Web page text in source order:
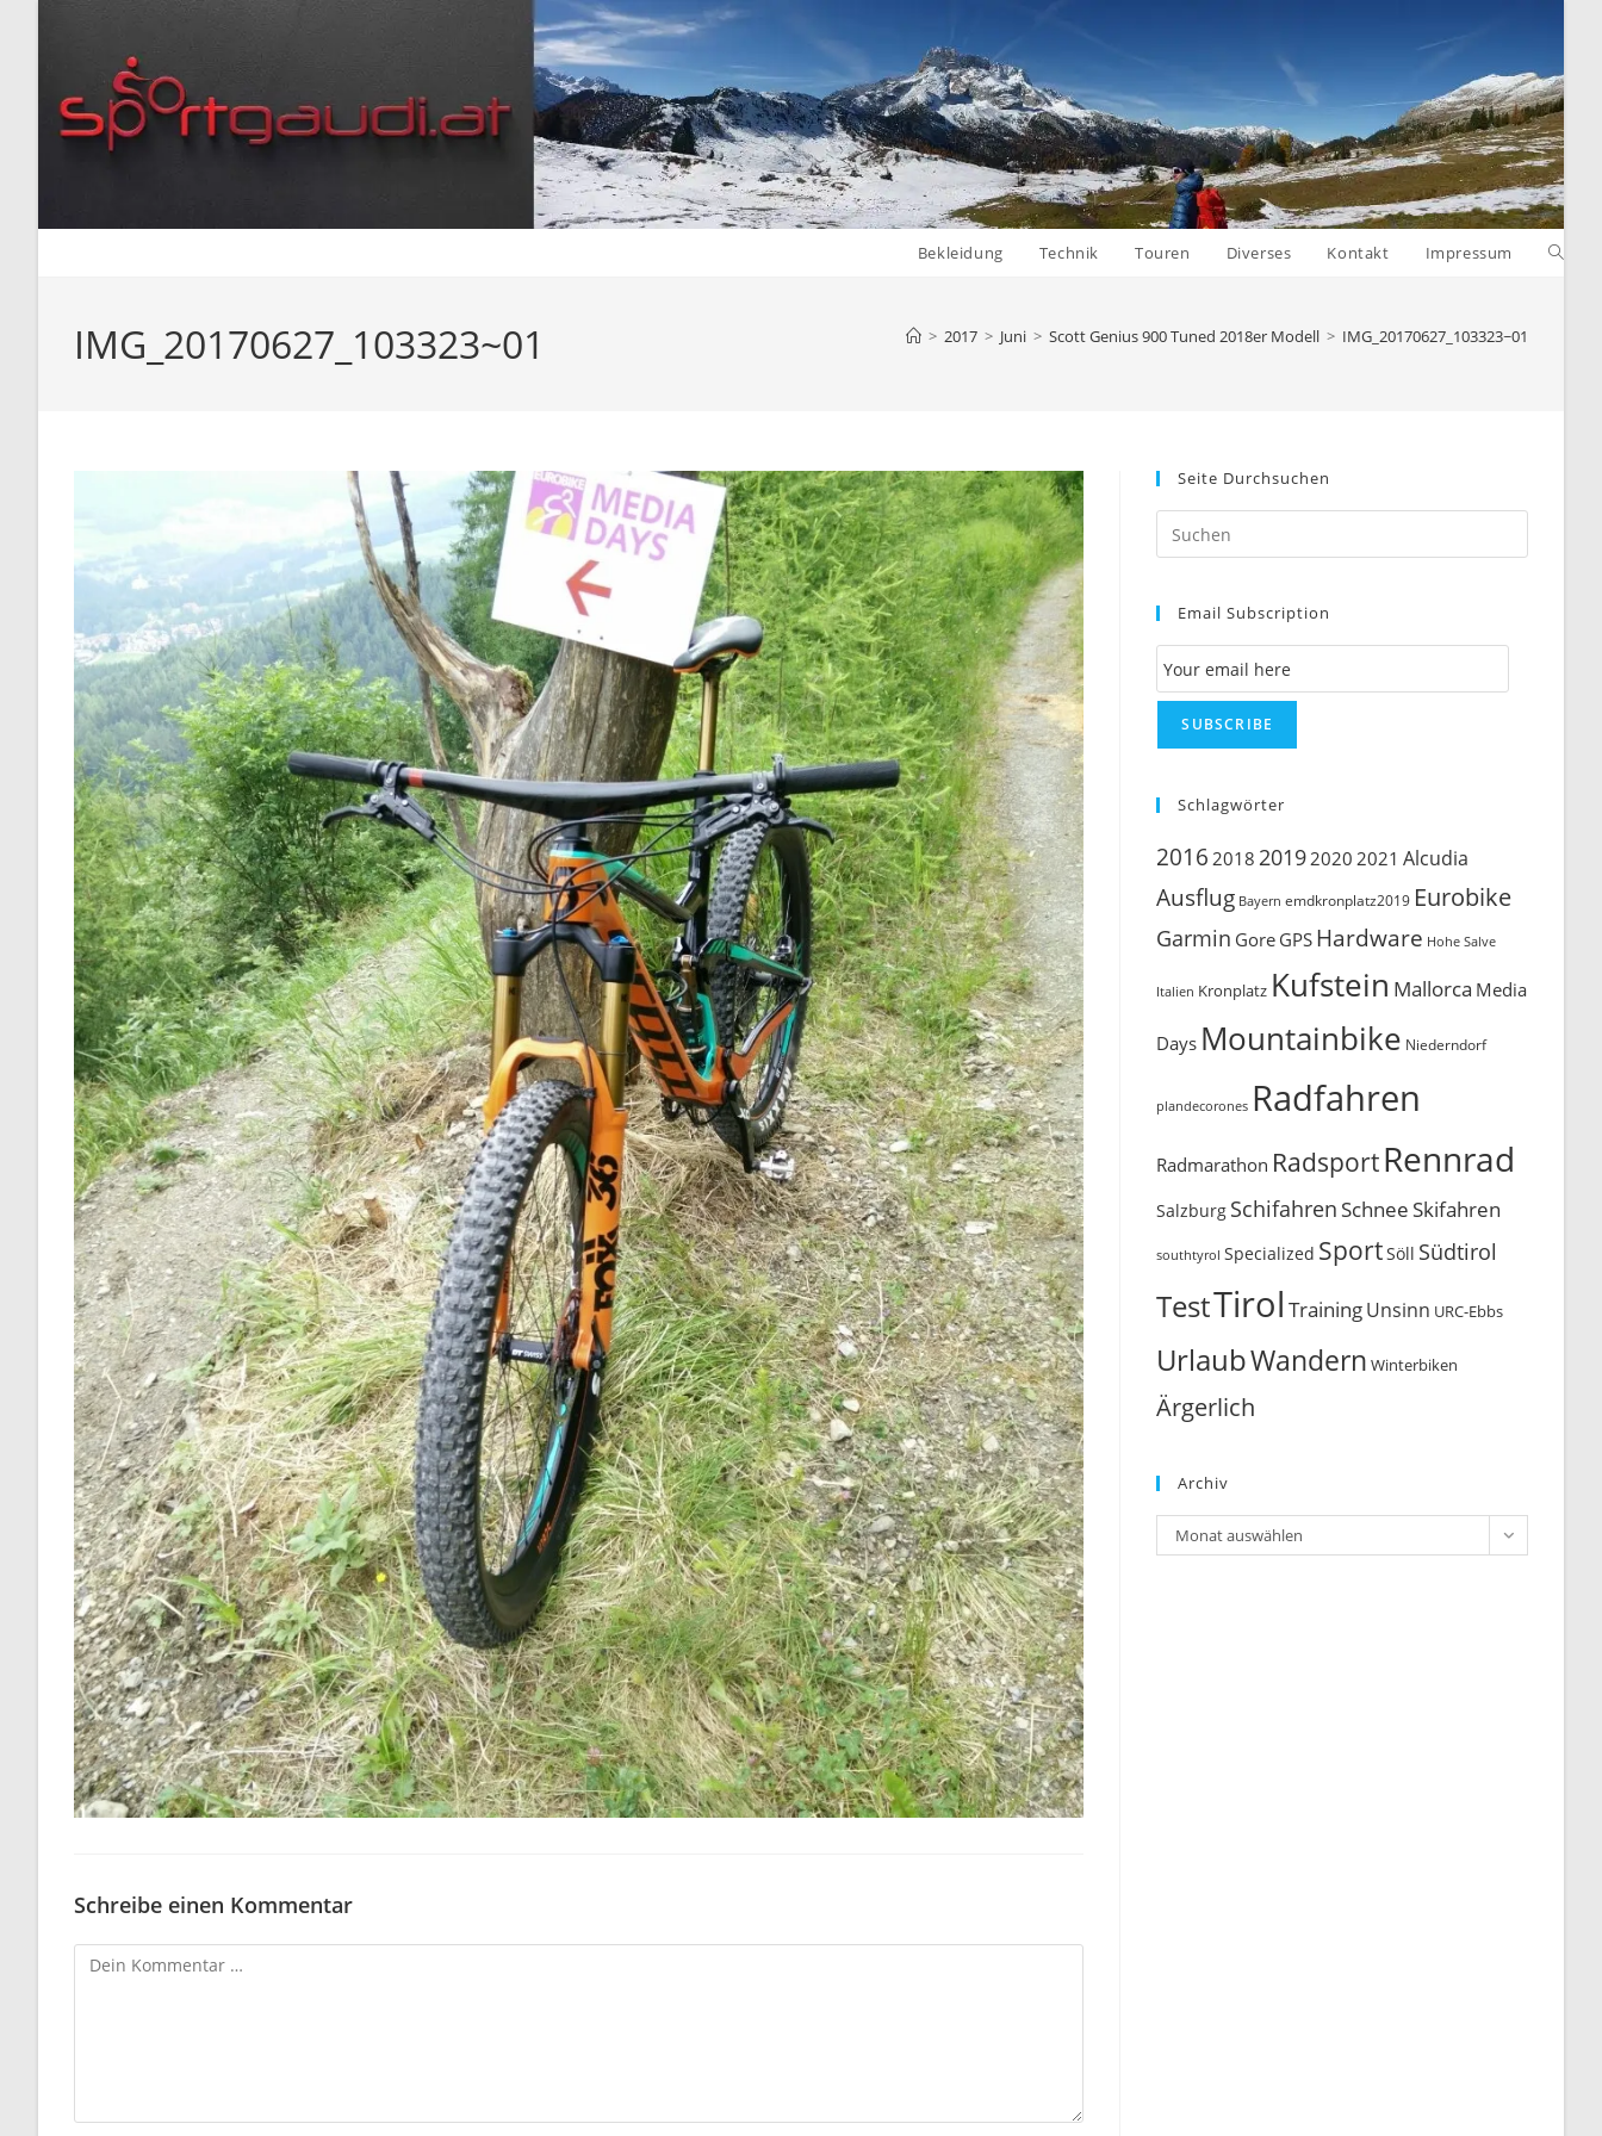
Bekleidung Technik Touren Diverses Kontakt Impressum
IMG_20170627_103323~01 > 2017 > Juni > Scott Genius 900 Tuned 2018er Modell > IMG_20170627_103323~01
Schreibe einen Kommentar
Kommentar
Seite Durchsuchen
Escape
Email Subscription
Email Subscription
SUBSCRIBE
Schlagwörter
2016 2018 20192020 2021 Alcudia
Ausflug Bayern emdkronplatz2019 Eurobike
Garmin Gore GPS Hardware Hohe Salve
Italien Kronplatz Kufstein Mallorca Media
Days Mountainbike Niederndorf
plandecorones Radfahren
Radmarathon RadsportRennrad
Salzburg Schifahren Schnee Skifahren
southtyrol Specialized SportSöll Südtirol
TestTirol TrainingUnsinn URC-Ebbs
UrlaubWandern Winterbiken
Ärgerlich
Archiv
Archiv
Monat auswählen